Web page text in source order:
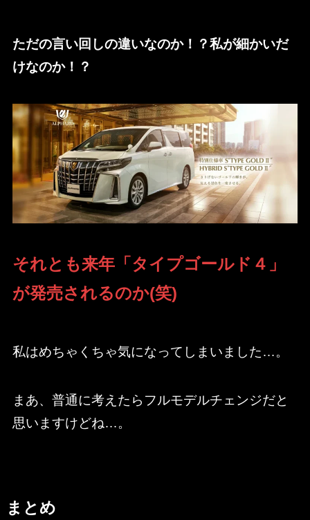
ただの言い回しの違いなのか！？私が細かいだ
けなのか！？
それとも来年「タイプゴールド４」
が発売されるのか(笑)
私はめちゃくちゃ気になってしまいました…。
まあ、普通に考えたらフルモデルチェンジだと
思いますけどね…。
まとめ